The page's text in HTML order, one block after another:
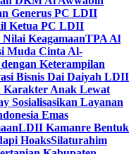
Generus PC LDII
Ketua PC LDII
KeagamaanTPA Al
Muda Cinta Al-
Keterampilan
Bisnis Dai Daiyah LDII
Karakter Anak Lewat
Sosialisasikan Layanan
Emas
LDII Kamanre Bentuk
HoaksSilaturahim